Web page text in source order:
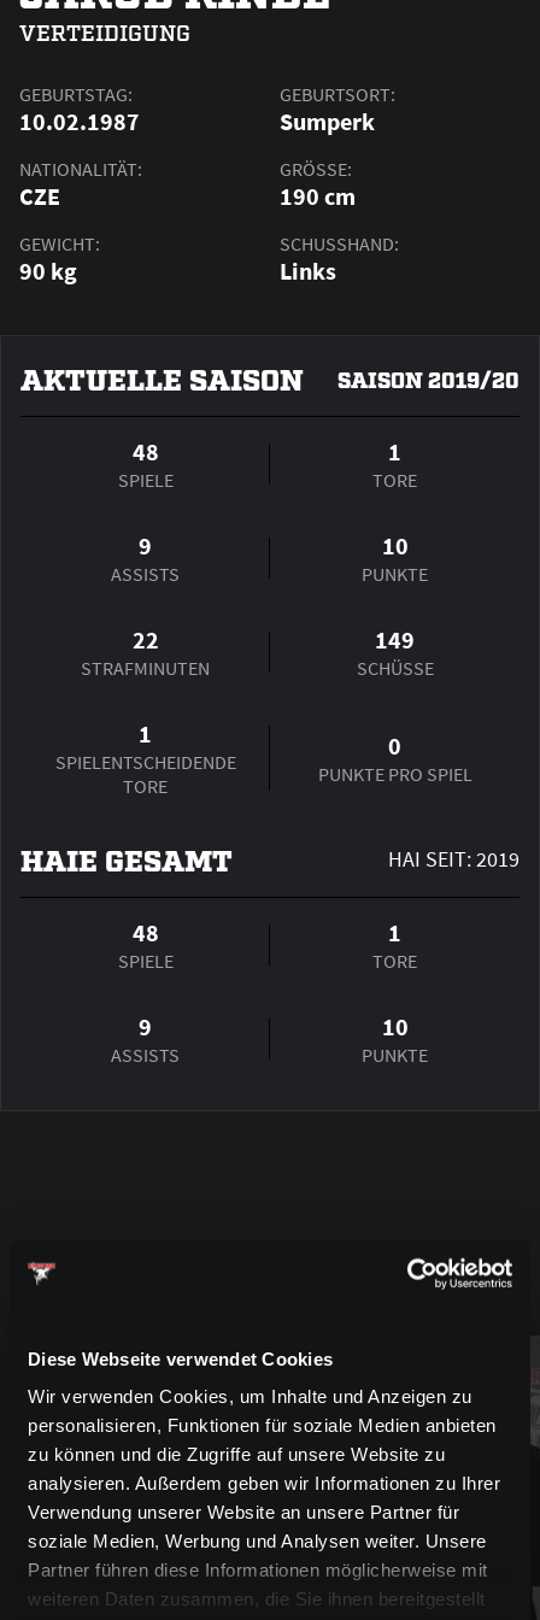
Diese Webseite verwendet Cookies
Wir verwenden Cookies, um Inhalte und Anzeigen zu
personalisieren, Funktionen für soziale Medien anbieten
zu können und die Zugriffe auf unsere Website zu
analysieren. Außerdem geben wir Informationen zu Ihrer
Verwendung unserer Website an unsere Partner für
soziale Medien, Werbung und Analysen weiter. Unsere
Partner führen diese Informationen möglicherweise mit
weiteren Daten zusammen, die Sie ihnen bereitgestellt
VERTEIDIGUNG
GEBURTSTAG:
10.02.1987
GEBURTSORT:
Sumperk
NATIONALITÄT:
CZE
GRÖSSE:
190 cm
GEWICHT:
90 kg
SCHUSSHAND:
Links
AKTUELLE SAISON SAISON 2019/20
48
SPIELE
1
TORE
9
ASSISTS
10
PUNKTE
22
STRAFMINUTEN
149
SCHÜSSE
1
SPIEL­ENTSCHEIDENDE
TORE
0
PUNKTE PRO SPIEL
HAIE GESAMT HAI SEIT: 2019
48
SPIELE
1
TORE
9
ASSISTS
10
PUNKTE
MEHR SPIELER
94 61